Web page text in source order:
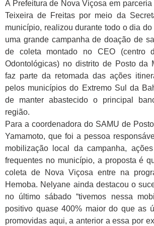
A Prefeitura de Nova Viçosa em
Teixeira de Freitas por meio da
município, realizou durante todo o dia
uma grande campanha de doação de
de coleta montado no CEO (centro
Odontológicas) no distrito de Posto da
faz parte da retomada das ações
pelos municípios do Extremo Sul da
de manter abastecido o principal
região.
Para a coordenadora do SAMU de
Yamamoto, que foi a pessoa
mobilização local da campanha,
frequentes no município, a proposta é
coleta de Nova Viçosa entre na
Hemoba. Nelyane ainda destacou o
no último sábado “tivemos nessa
positivo quase 400% maior do que as
promovidas aqui, a anterior a essa por